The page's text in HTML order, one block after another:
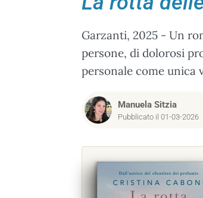
Garzanti, 2025 - Un
persone, di dolorosi
personale come unica
Manuela Sitzia
Pubblicato il 01-03-2026